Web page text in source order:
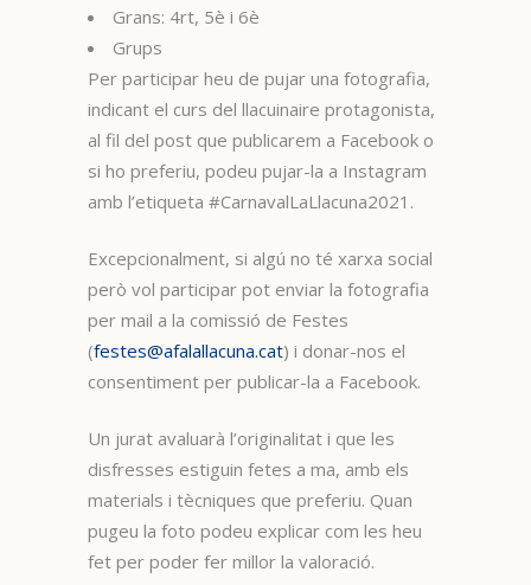
Grans: 4rt, 5è i 6è
Grups
Per participar heu de pujar una fotografia,
indicant el curs del llacuinaire protagonista,
al fil del post que publicarem a Facebook o
si ho preferiu, podeu pujar-la a Instagram
amb l’etiqueta #CarnavalLaLlacuna2021.
Excepcionalment, si algú no té xarxa social
però vol participar pot enviar la fotografia
per mail a la comissió de Festes
(festes@afalallacuna.cat) i donar-nos el
consentiment per publicar-la a Facebook.
Un jurat avaluarà l’originalitat i que les
disfresses estiguin fetes a ma, amb els
materials i tècniques que preferiu. Quan
pugeu la foto podeu explicar com les heu
fet per poder fer millor la valoració.